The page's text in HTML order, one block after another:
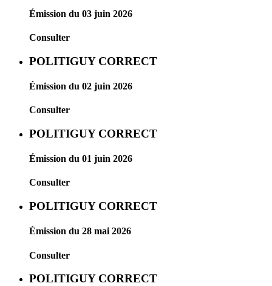
Émission du 03 juin 2026
Consulter
POLITIGUY CORRECT
Émission du 02 juin 2026
Consulter
POLITIGUY CORRECT
Émission du 01 juin 2026
Consulter
POLITIGUY CORRECT
Émission du 28 mai 2026
Consulter
POLITIGUY CORRECT